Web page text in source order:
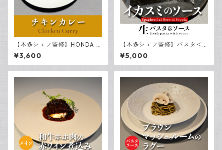
【本多シェフ監修】HONDA C
urry＜チキン＞（３食）
¥3,600
【本多シェフ監修】パスタ＜
スパゲッティ＞＆イカスミの
ソース（３食）
¥5,000